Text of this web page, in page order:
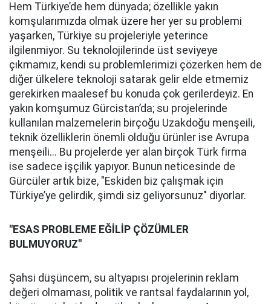
Hem Türkiye’de hem dünyada; özellikle yakın
komşularımızda olmak üzere her yer su problemi
yaşarken, Türkiye su projeleriyle yeterince
ilgilenmiyor. Su teknolojilerinde üst seviyeye
çıkmamız, kendi su problemlerimizi çözerken hem de
diğer ülkelere teknoloji satarak gelir elde etmemiz
gerekirken maalesef bu konuda çok gerilerdeyiz. En
yakın komşumuz Gürcistan’da; su projelerinde
kullanılan malzemelerin birçoğu Uzakdoğu menşeili,
teknik özelliklerin önemli olduğu ürünler ise Avrupa
menşeili... Bu projelerde yer alan birçok Türk firma
ise sadece işçilik yapıyor. Bunun neticesinde de
Gürcüler artık bize, "Eskiden biz çalışmak için
Türkiye’ye gelirdik, şimdi siz geliyorsunuz" diyorlar.
"ESAS PROBLEME EĞİLİP ÇÖZÜMLER
BULMUYORUZ"
Şahsi düşüncem, su altyapısı projelerinin reklam
değeri olmaması, politik ve rantsal faydalarının yol,